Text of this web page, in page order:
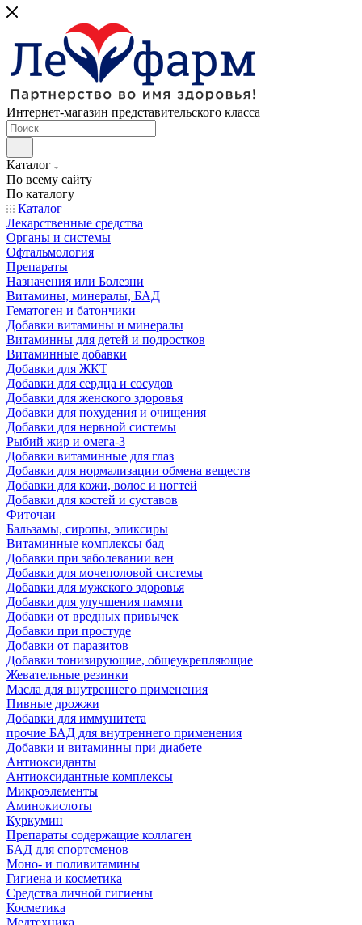
Интернет-магазин представительского класса
Каталог
По всему сайту
По каталогу
Каталог
Лекарственные средства
Органы и системы
Офтальмология
Препараты
Назначения или Болезни
Витамины, минералы, БАД
Гематоген и батончики
Добавки витамины и минералы
Витаминны для детей и подростков
Витаминные добавки
Добавки для ЖКТ
Добавки для сердца и сосудов
Добавки для женского здоровья
Добавки для похудения и очищения
Добавки для нервной системы
Рыбий жир и омега-3
Добавки витаминные для глаз
Добавки для нормализации обмена веществ
Добавки для кожи, волос и ногтей
Добавки для костей и суставов
Фиточаи
Бальзамы, сиропы, эликсиры
Витаминные комплексы бад
Добавки при заболевании вен
Добавки для мочеполовой системы
Добавки для мужского здоровья
Добавки для улучшения памяти
Добавки от вредных привычек
Добавки при простуде
Добавки от паразитов
Добавки тонизирующие, общеукрепляющие
Жевательные резинки
Масла для внутреннего применения
Пивные дрожжи
Добавки для иммунитета
прочие БАД для внутреннего применения
Добавки и витаминны при диабете
Антиоксиданты
Антиоксидантные комплексы
Микроэлементы
Аминокислоты
Куркумин
Препараты содержащие коллаген
БАД для спортсменов
Моно- и поливитамины
Гигиена и косметика
Средства личной гигиены
Косметика
Медтехника